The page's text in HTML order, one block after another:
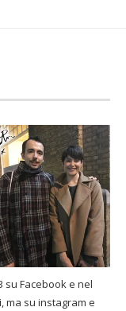
su Facebook e nel
ma su instagram e